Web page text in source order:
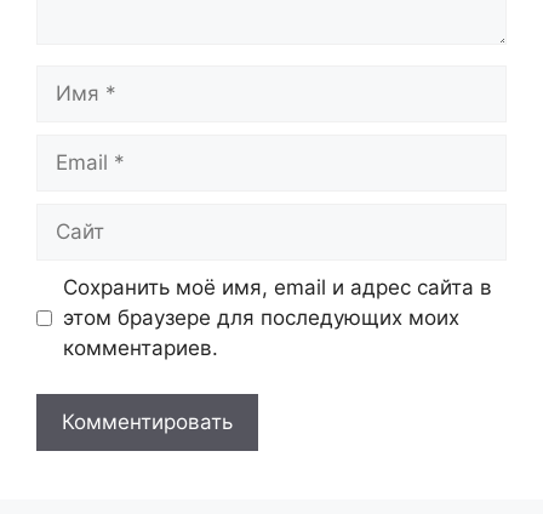
Сохранить моё имя, email и адрес сайта в
этом браузере для последующих моих
комментариев.